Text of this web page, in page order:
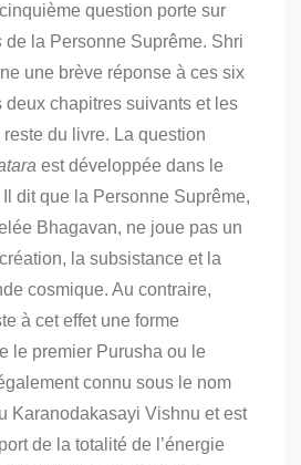
question porte sur
de la Personne Suprême. Shri
une brève réponse à ces six
chapitres suivants et les
du livre. La question
est développée dans le
dit que la Personne Suprême,
Bhagavan, ne joue pas un
la subsistance et la
cosmique. Au contraire,
à cet effet une forme
le premier Purusha ou le
connu sous le nom
Karanodakasayi Vishnu et est
de la totalité de l’énergie